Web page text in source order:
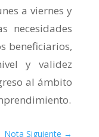
a viernes y
necesidades
beneficiarios,
y validez
al ámbito
Nota Siguiente →